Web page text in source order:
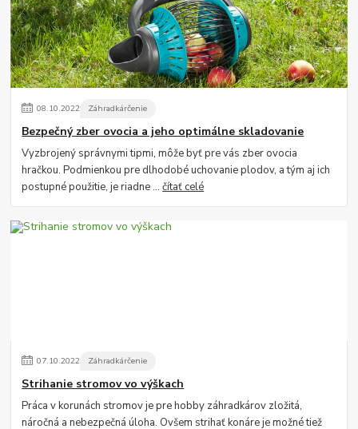
08.10.2022 Záhradkárčenie
Bezpečný zber ovocia a jeho optimálne skladovanie
Vyzbrojený správnymi tipmi, môže byť pre vás zber ovocia
hračkou. Podmienkou pre dlhodobé uchovanie plodov, a tým aj ich
postupné použitie, je riadne ...čítať celé
07.10.2022 Záhradkárčenie
Strihanie stromov vo výškach
Práca v korunách stromov je pre hobby záhradkárov zložitá,
náročná a nebezpečná úloha. Ovšem strihať konáre je možné tiež